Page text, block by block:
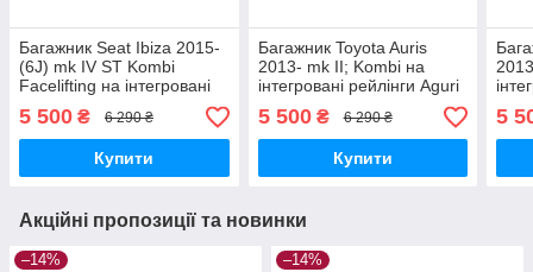
Багажник Seat Ibiza 2015-
(6J) mk IV ST Kombi
Facelifting на інтегровані
R1C-1262G
5 500 ₴ 6 290 ₴
Купити
Багажник Toyota Auris
2013- mk II; Kombi на
інтегровані рейлінги Aguri
5 500₴ 6 290 ₴
Купити
5
Акційні пропозиції та новинки
–14% –14%